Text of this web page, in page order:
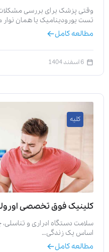
وقتی پزشک برای بررسی مشکلات
تست یورودینامیک یا همان نوار
مطالعه کامل
6 اسفند 1404
کلیه
کلینیک فوق تخصصی
سلامت دستگاه ادراری و تناسلی،
اساس یک زندگی…
مطالعه کامل